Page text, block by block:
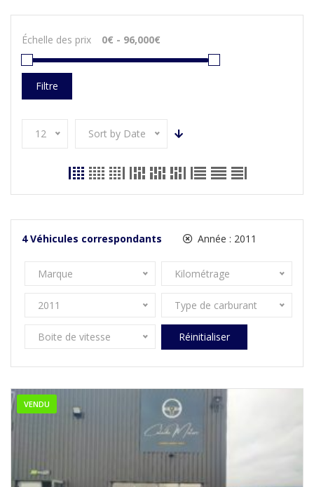
Échelle des prix
Filtre
12 Sort by Date
4 Véhicules correspondants Année : 2011
Marque Kilométrage
2011 Type de carburant
Boite de vitesse Réinitialiser
VENDU